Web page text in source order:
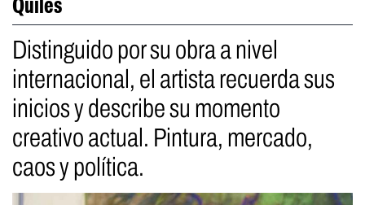
Quiles
Distinguido por su obra a nivel
internacional, el artista recuerda sus
inicios y describe su momento
creativo actual. Pintura, mercado,
caos y política.